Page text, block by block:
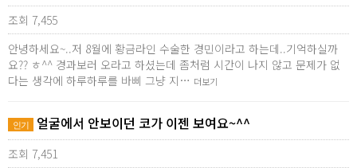
조회 7,455
안녕하세요~..저 8월에 황금라인 수술한 경민이라고 하는데..기억하실까
요?? ㅎ^^ 경과보러 오라고 하셨는데 좀처럼 시간이 나지 않고 문제가 없
다는 생각에 하루하루를 바삐 그냥 지… 더보기
인기 얼굴에서 안보이던 코가 이젠 보여요~^^
조회 7,451